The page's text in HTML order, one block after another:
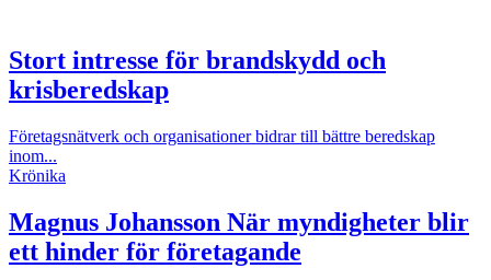
Stort intresse för brandskydd och
krisberedskap
Företagsnätverk och organisationer bidrar till bättre beredskap
inom...
Krönika
Magnus Johansson När myndigheter blir
ett hinder för företagande